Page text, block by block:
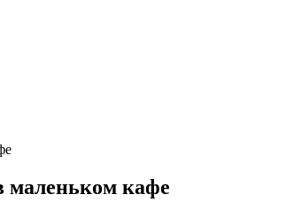
маленьком кафе